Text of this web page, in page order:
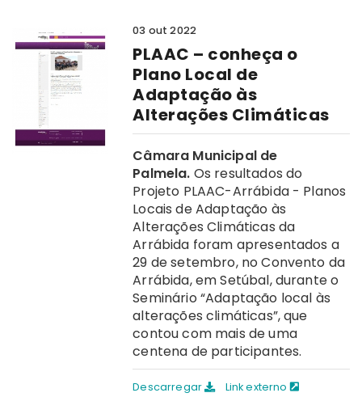
03 out 2022
PLAAC – conheça o
Plano Local de
Adaptação às
Alterações Climáticas
Câmara Municipal de
Palmela. Os resultados do
Projeto PLAAC-Arrábida - Planos
Locais de Adaptação às
Alterações Climáticas da
Arrábida foram apresentados a
29 de setembro, no Convento da
Arrábida, em Setúbal, durante o
Seminário “Adaptação local às
alterações climáticas”, que
contou com mais de uma
centena de participantes.
Descarregar Link externo